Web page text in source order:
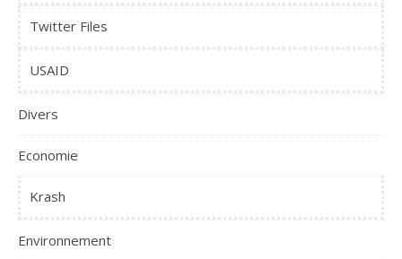
Twitter Files
USAID
Divers
Economie
Krash
Environnement